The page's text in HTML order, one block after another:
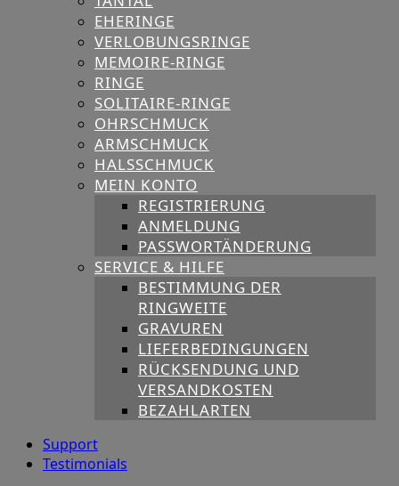
EHERINGE
VERLOBUNGSRINGE
MEMOIRE-RINGE
RINGE
SOLITAIRE-RINGE
OHRSCHMUCK
ARMSCHMUCK
HALSSCHMUCK
MEIN KONTO
REGISTRIERUNG
ANMELDUNG
PASSWORTÄNDERUNG
SERVICE & HILFE
BESTIMMUNG DER
RINGWEITE
GRAVUREN
LIEFERBEDINGUNGEN
RÜCKSENDUNG UND
VERSANDKOSTEN
BEZAHLARTEN
Support
Testimonials